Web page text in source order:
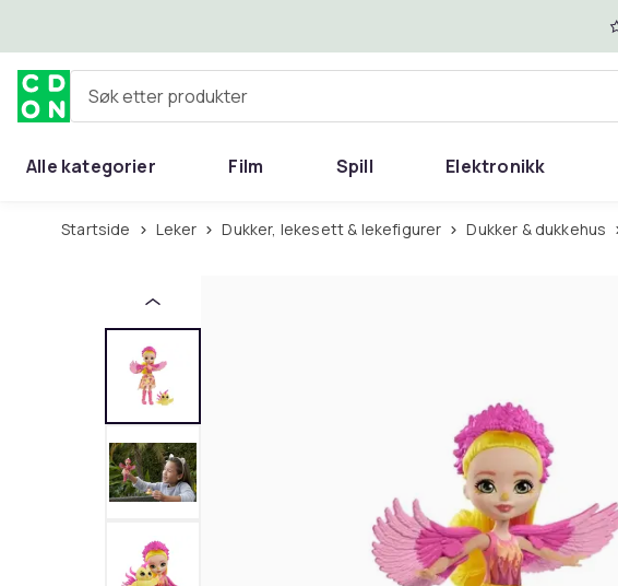
Søk etter produkter
Alle kategorier Film Spill Elektronikk
Startside Leker Dukker, lekesett & lekefigurer Dukker & dukkehus